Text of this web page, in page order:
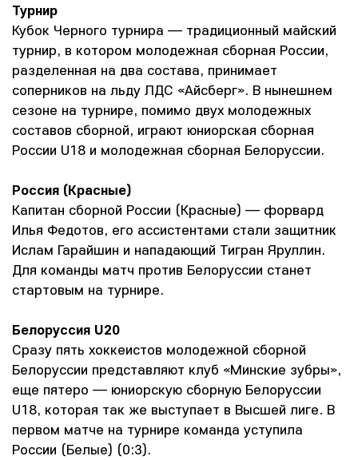
Турнир
Кубок Черного турнира — традиционный майский
турнир, в котором молодежная сборная России,
разделенная на два состава, принимает
соперников на льду ЛДС «Айсберг». В нынешнем
сезоне на турнире, помимо двух молодежных
составов сборной, играют юниорская сборная
России U18 и молодежная сборная Белоруссии.
Россия (Красные)
Капитан сборной России (Красные) — форвард
Илья Федотов, его ассистентами стали защитник
Ислам Гарайшин и нападающий Тигран Яруллин.
Для команды матч против Белоруссии станет
стартовым на турнире.
Белоруссия U20
Сразу пять хоккеистов молодежной сборной
Белоруссии представляют клуб «Минские зубры»,
еще пятеро — юниорскую сборную Белоруссии
U18, которая так же выступает в Высшей лиге. В
первом матче на турнире команда уступила
России (Белые) (0:3).